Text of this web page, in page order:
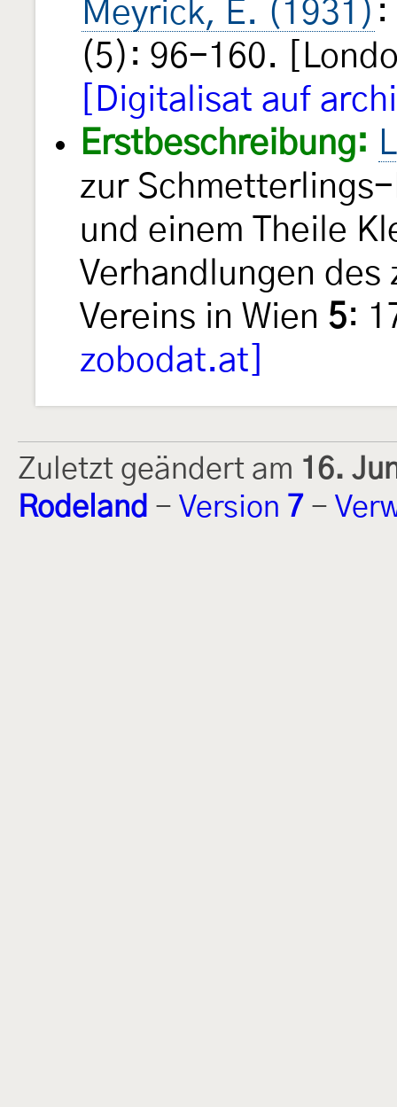
Meyrick, E. (1931) :
(5): 96-160.
[Digitalisat auf
Erstbeschreibung:
zur
und einem Theile
Verhandlungen
Vereins in Wien 5:
zobodat.at]
Zuletzt geändert am 16.
Rodeland - Version 7 -